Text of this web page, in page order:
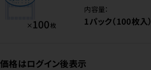
内容量：
1パック（100枚入）
価格はログイン後表示